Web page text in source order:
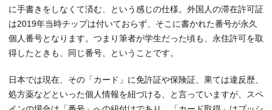
に手書きをしなくて済む、という感じの仕様。外国人の滞在許可証
は2019年当時チップは付いておらず、そこに書かれた番号が永久
個人番号となります。つまり筆者が学生だった頃も、永住許可を取
得したときも、同じ番号、ということです。
日本では現在、その「カード」に免許証や保険証、果ては違反歴、
処方薬などといった個人情報を紐づける、と言っていますが、スペ